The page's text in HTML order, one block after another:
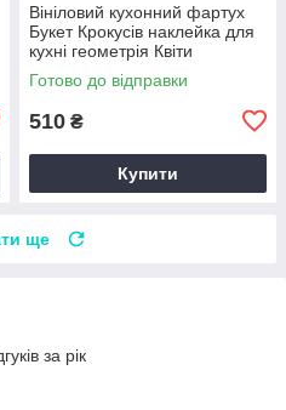
Вініловий кухонний фартух
Букет Крокусів наклейка для
кухні геометрія Квіти
Фіолетовий Happy Pocket
Z181456
Готово до відправки
510 ₴
Купити
ще
за рік